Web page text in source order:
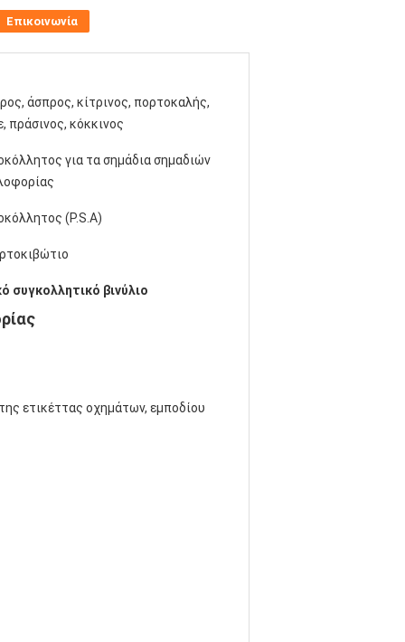
Επικοινωνία
άσπρος, κίτρινος, πορτοκαλής,
πράσινος, κόκκινος
για τα σημάδια σημαδιών
(P.S.A)
συγκολλητικό βινύλιο
ετικέττας οχημάτων, εμποδίου